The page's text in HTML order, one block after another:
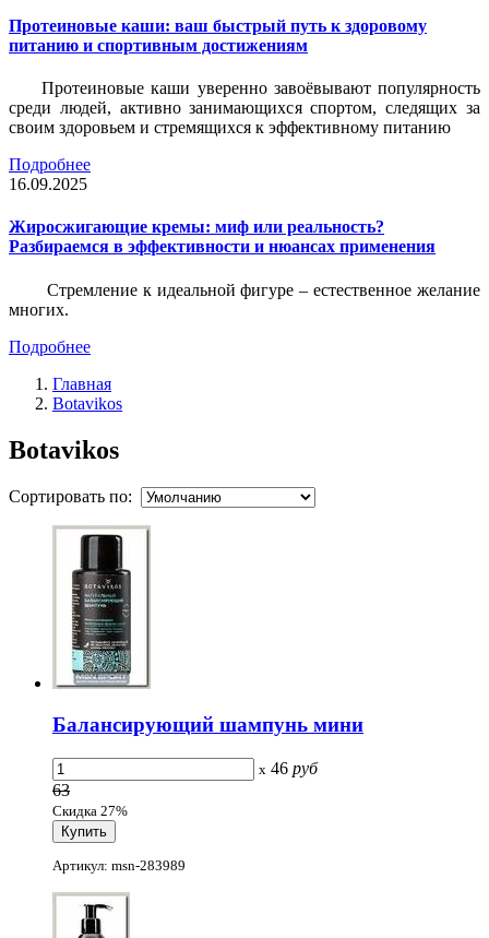
Протеиновые каши: ваш быстрый путь к здоровому
питанию и спортивным достижениям
Протеиновые каши уверенно завоёвывают популярность
среди людей, активно занимающихся спортом, следящих за
своим здоровьем и стремящихся к эффективному питанию
Подробнее
16.09.2025
Жиросжигающие кремы: миф или реальность?
Разбираемся в эффективности и нюансах применения
Стремление к идеальной фигуре – естественное желание
многих.
Подробнее
Главная
Botavikos
Botavikos
Сортировать по:
Балансирующий шампунь мини
x 46 руб
63
Скидка 27%
Артикул: msn-283989